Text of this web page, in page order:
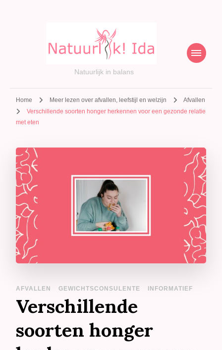
Natuurlijk in balans
Home Meer lezen over afvallen, leefstijl en welzijn
Afvallen
Verschillende soorten honger herkennen voor een gezonde relatie
met eten
AFVALLEN GEWICHTSCONSULENTE INFORMATIEF
Verschillende
soorten honger